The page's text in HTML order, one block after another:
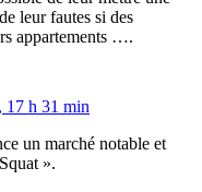
leur fautes si des
appartements ….
17 h 31 min
un marché notable et
».